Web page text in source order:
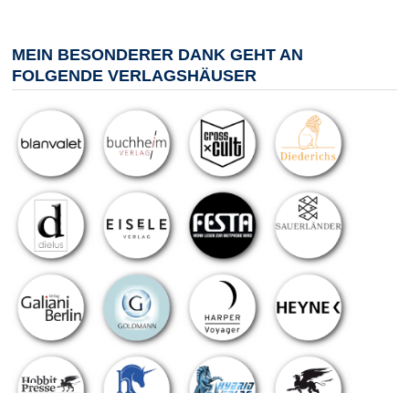
MEIN BESONDERER DANK GEHT AN
FOLGENDE VERLAGSHÄUSER